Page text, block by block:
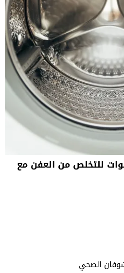
الملابس: 9 خطوات للتخلص من العفن مع
الصحي